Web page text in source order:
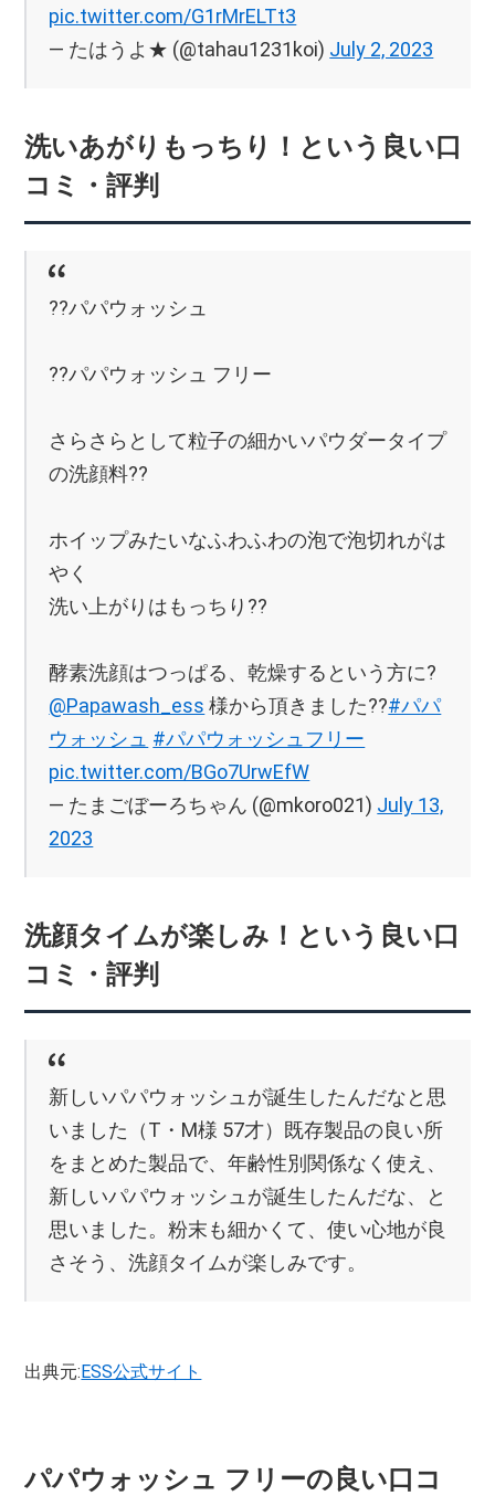
pic.twitter.com/G1rMrELTt3
— たはうよ★ (@tahau1231koi) July 2, 2023
洗いあがりもっちり！という良い口
コミ・評判
??パパウォッシュ
??パパウォッシュ フリー
さらさらとして粒子の細かいパウダータイプ
の洗顔料??
ホイップみたいなふわふわの泡で泡切れがは
やく
洗い上がりはもっちり??
酵素洗顔はつっぱる、乾燥するという方に?
@Papawash_ess 様から頂きました??#パパ
ウォッシュ #パパウォッシュフリー
pic.twitter.com/BGo7UrwEfW
— たまごぼーろちゃん (@mkoro021) July 13,
2023
洗顔タイムが楽しみ！という良い口
コミ・評判
新しいパパウォッシュが誕生したんだなと思
いました（T・M様 57才）既存製品の良い所
をまとめた製品で、年齢性別関係なく使え、
新しいパパウォッシュが誕生したんだな、と
思いました。粉末も細かくて、使い心地が良
さそう、洗顔タイムが楽しみです。
出典元: ESS公式サイト
パパウォッシュ フリーの良い口コ